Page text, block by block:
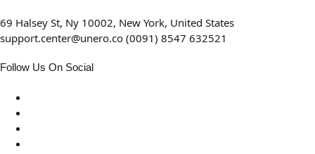
69 Halsey St, Ny 10002, New York, United States
support.center@unero.co (0091) 8547 632521
Follow Us On Social